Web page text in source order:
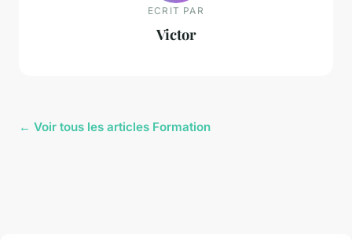
ECRIT PAR
Victor
← Voir tous les articles Formation